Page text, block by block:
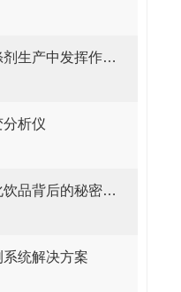
在线折光仪在洗涤剂生产中发挥作用吗？如何发挥作用？
分析仪
咖啡饮品：标准化饮品背后的秘密仪器——浓度计
统解决方案